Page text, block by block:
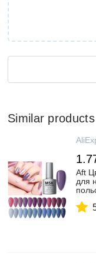
Similar products
Aft
для